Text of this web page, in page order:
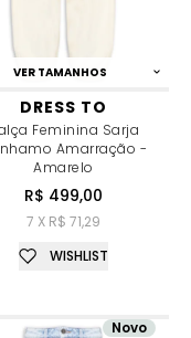
VER TAMANHOS
DRESS TO
Feminina Sarja
Amarração -
Amarelo
R$ 499,00
7 X R$ 71,29
WISHLIST
Novo